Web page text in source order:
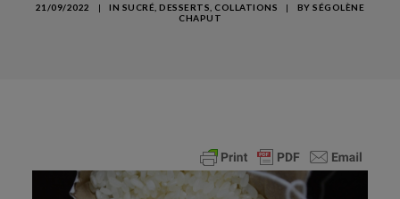
CONSULTATIONS
CONTACT
21/09/2022 | IN SUCRÉ ,DESSERTS ,COLLATIONS | BYSÉGOLÈNE
CHAPUT